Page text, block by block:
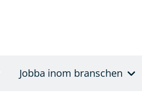
Jobba inom branschen